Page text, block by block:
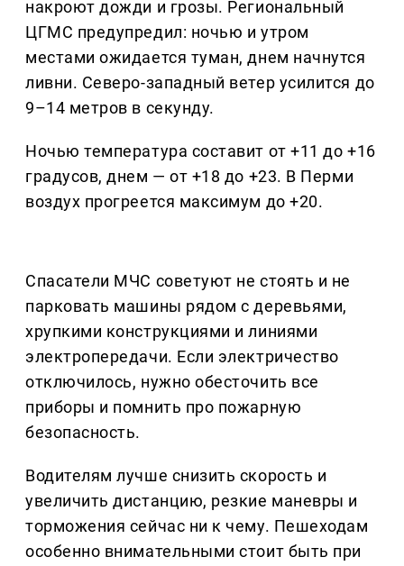
накроют дожди и грозы. Региональный
ЦГМС предупредил: ночью и утром
местами ожидается туман, днем начнутся
ливни. Северо-западный ветер усилится до
9–14 метров в секунду.
Ночью температура составит от +11 до +16
градусов, днем — от +18 до +23. В Перми
воздух прогреется максимум до +20.
Спасатели МЧС советуют не стоять и не
парковать машины рядом с деревьями,
хрупкими конструкциями и линиями
электропередачи. Если электричество
отключилось, нужно обесточить все
приборы и помнить про пожарную
безопасность.
Водителям лучше снизить скорость и
увеличить дистанцию, резкие маневры и
торможения сейчас ни к чему. Пешеходам
особенно внимательными стоит быть при